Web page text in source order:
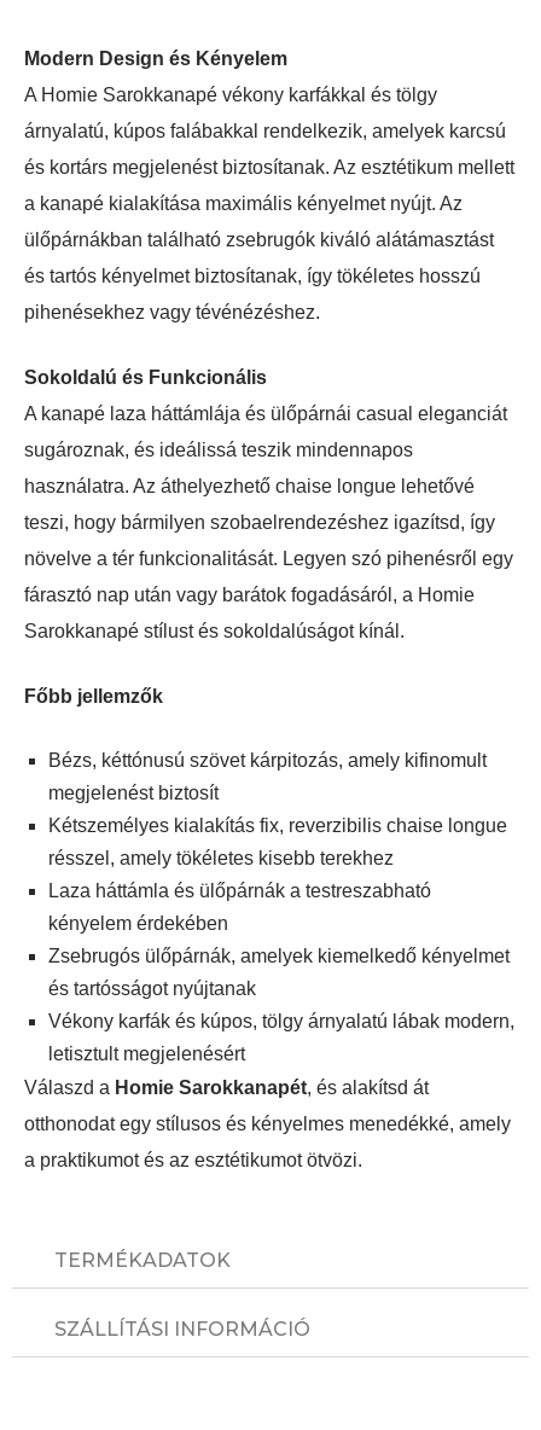
TERMÉKADATOK
SZÁLLÍTÁSI INFORMÁCIÓ
Modern Design és Kényelem
A Homie Sarokkanapé vékony karfákkal és tölgy
árnyalatú, kúpos falábakkal rendelkezik, amelyek karcsú
és kortárs megjelenést biztosítanak. Az esztétikum mellett
a kanapé kialakítása maximális kényelmet nyújt. Az
ülőpárnákban található zsebrugók kiváló alátámasztást
és tartós kényelmet biztosítanak, így tökéletes hosszú
pihenésekhez vagy tévénézéshez.
Sokoldalú és Funkcionális
A kanapé laza háttámlája és ülőpárnái casual eleganciát
sugároznak, és ideálissá teszik mindennapos
használatra. Az áthelyezhető chaise longue lehetővé
teszi, hogy bármilyen szobaelrendezéshez igazítsd, így
növelve a tér funkcionalitását. Legyen szó pihenésről egy
fárasztó nap után vagy barátok fogadásáról, a Homie
Sarokkanapé stílust és sokoldalúságot kínál.
Főbb jellemzők
Bézs, kéttónusú szövet kárpitozás, amely kifinomult
megjelenést biztosít
Kétszemélyes kialakítás fix, reverzibilis chaise longue
résszel, amely tökéletes kisebb terekhez
Laza háttámla és ülőpárnák a testreszabható
kényelem érdekében
Zsebrugós ülőpárnák, amelyek kiemelkedő kényelmet
és tartósságot nyújtanak
Vékony karfák és kúpos, tölgy árnyalatú lábak modern,
letisztult megjelenésért
Válaszd a Homie Sarokkanapét, és alakítsd át
otthonodat egy stílusos és kényelmes menedékké, amely
a praktikumot és az esztétikumot ötvözi.